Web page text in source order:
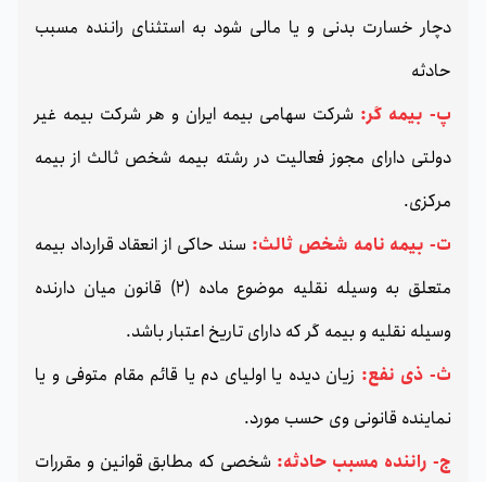
دچار خسارت بدنی و یا مالی شود به استثنای راننده مسبب
حادثه
پ- بیمه گر: شرکت سهامی بیمه ایران و هر شرکت بیمه غیر
دولتی دارای مجوز فعالیت در رشته بیمه شخص ثالث از بیمه
مرکزی.
ت- بیمه نامه شخص ثالث: سند حاکی از انعقاد قرارداد بیمه
متعلق به وسیله نقلیه موضوع ماده (2) قانون میان دارنده
وسیله نقلیه و بیمه گر که دارای تاریخ اعتبار باشد.
ث- ذی نفع: زیان دیده یا اولیای دم یا قائم مقام متوفی و یا
نماینده قانونی وی حسب مورد.
ج- راننده مسبب حادثه: شخصی که مطابق قوانین و مقررات